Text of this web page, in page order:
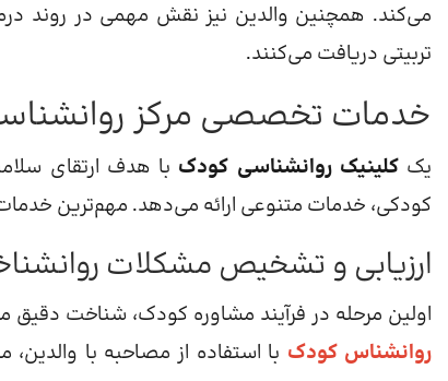
می‌کند. همچنین والدین نیز نقش مهمی در روند
تربیتی دریافت می‌کنند.
خدمات تخصصی مرکز
یککلینیک روانشناسی کودک با هدف ارتقای
کودکی، خدمات متنوعی ارائه می‌دهد. مهم‌ترین
ارزیابی و تشخیص مشکلات
اولین مرحله در فرآیند مشاوره کودک، شناخت
روانشناس کودک با استفاده از مصاحبه با